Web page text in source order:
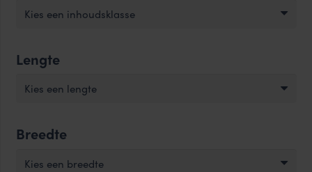
Kies een inhoudsklasse
Lengte
Kies een lengte
Breedte
Kies een breedte